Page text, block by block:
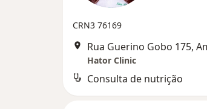
CRN3 76169
Rua Guerino Gobo 175,
Hator Clinic
Consulta de nutrição